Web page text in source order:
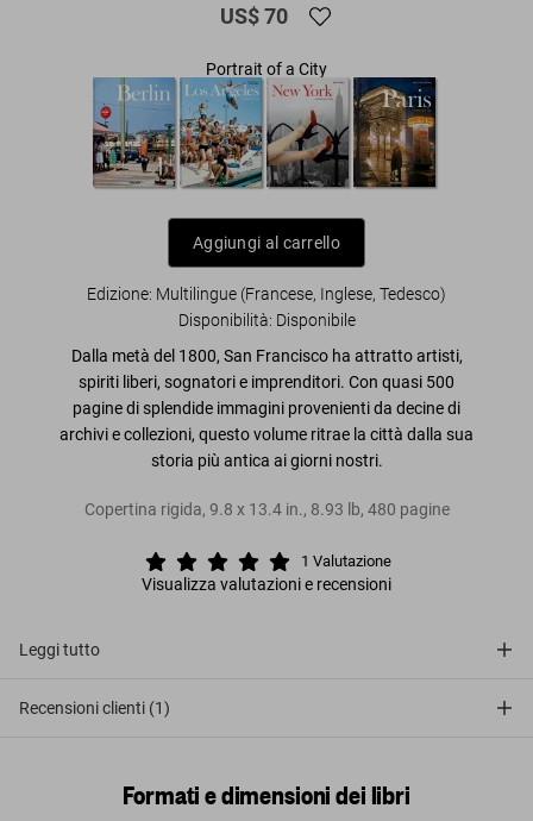
US$ 70
Portrait of a City
Aggiungi al carrello
Edizione: Multilingue (Francese, Inglese, Tedesco)
Disponibilità: Disponibile
Dalla metà del 1800, San Francisco ha attratto artisti,
spiriti liberi, sognatori e imprenditori. Con quasi 500
pagine di splendide immagini provenienti da decine di
archivi e collezioni, questo volume ritrae la città dalla sua
storia più antica ai giorni nostri.
Copertina rigida, 9.8 x 13.4 in., 8.93 lb, 480 pagine
1 Valutazione
Visualizza valutazioni e recensioni
Leggi tutto
Recensioni clienti (1)
Formati e dimensioni dei libri